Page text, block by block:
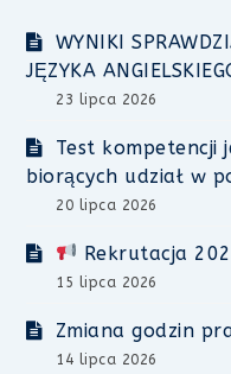
WYNIKI
JĘZYKA
23 lipca 2026
Test kompetencji
biorących udział w
20 lipca 2026
Rekrutacja
15 lipca 2026
Zmiana godzin
14 lipca 2026